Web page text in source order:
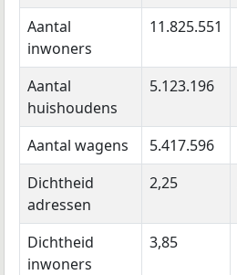
Aantal
inwoners
11.825.551
Aantal
huishoudens
5.123.196
Aantal wagens 5.417.596
Dichtheid
adressen
2,25
Dichtheid
inwoners
3,85